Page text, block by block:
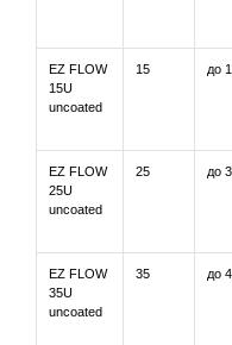
EZ FLOW
15U
uncoated
15 до
EZ FLOW
25U
uncoated
25 до
EZ FLOW
35U
uncoated
35 до